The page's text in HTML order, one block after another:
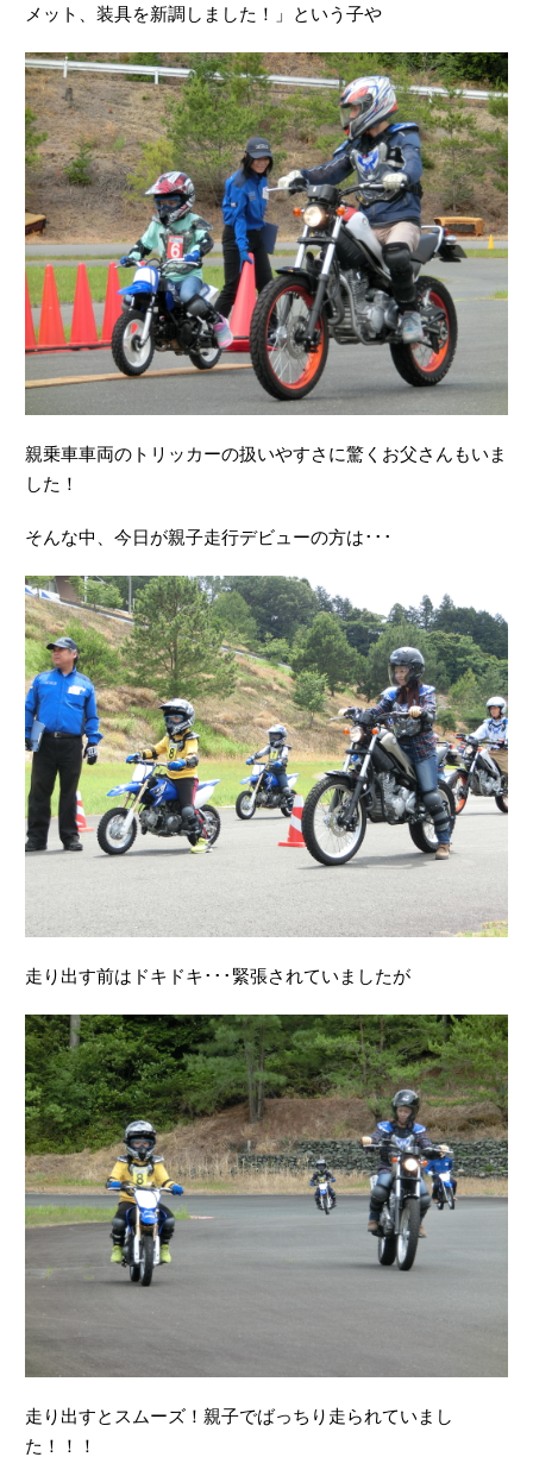
メット、装具を新調しました！」という子や
親乗車車両のトリッカーの扱いやすさに驚くお父さんもいま
した！
そんな中、今日が親子走行デビューの方は･･･
走り出す前はドキドキ･･･緊張されていましたが
走り出すとスムーズ！親子でばっちり走られていまし
た！！！